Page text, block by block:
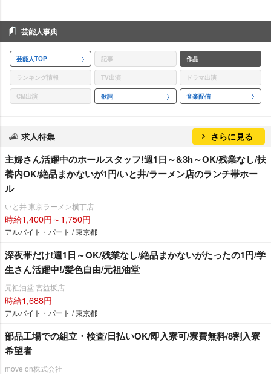
芸能人事典
芸能人TOP 記事 作品
ランキング情報 TV出演 ドラマ出演
CM出演 歌詞 音楽配信
求人特集 さらに見る
主婦さん活躍中のホールスタッフ!週1日～&3h～OK/残業なし/扶
養内OK/絶品まかないが1円/いと井/ラーメン店のランチ帯ホー
ル
いと井 東京ラーメン横丁店
時給1,400円～1,750円
アルバイト・パート / 東京都
深夜帯だけ!週1日～OK/残業なし/絶品まかないがたったの1円/学
生さん活躍中!/髪色自由/元祖油堂
元祖油堂 宮益坂店
時給1,688円
アルバイト・パート / 東京都
部品工場での組立・検査/日払いOK/即入寮可/寮費無料/8割入寮
希望者
move on株式会社